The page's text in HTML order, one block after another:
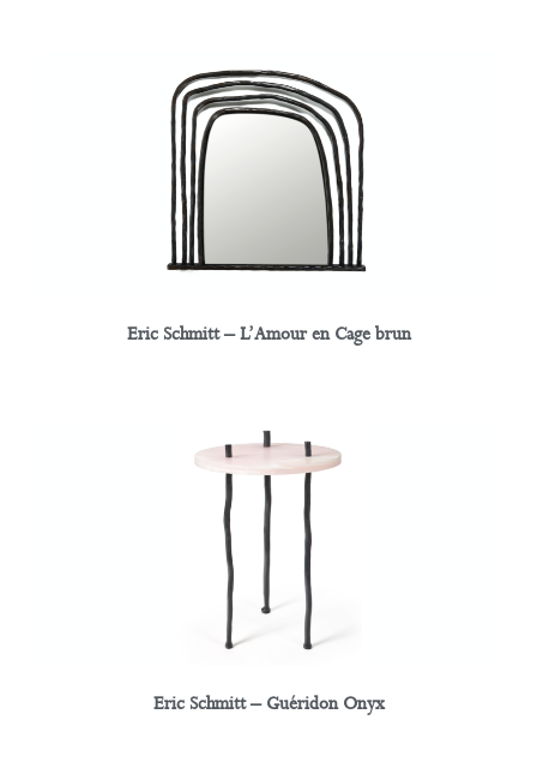
Eric Schmitt – L’Amour en Cage brun
Eric Schmitt – Guéridon Onyx